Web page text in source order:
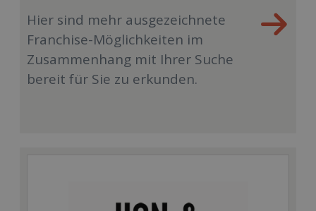
Hier sind mehr ausgezeichnete
Franchise-Möglichkeiten im
Zusammenhang mit Ihrer Suche
bereit für Sie zu erkunden.